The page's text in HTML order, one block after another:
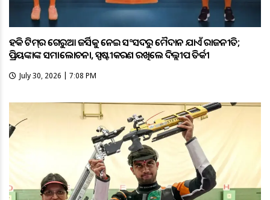
ହକି ଟିମ୍‌ର ଗେରୁଆ ଜର୍ସିକୁ ନେଇ ସଂସଦରୁ ମୈଦାନ ଯାଏଁ ରାଜନୀତି;
ପ୍ରିୟଙ୍କାଙ୍କ ସମାଲୋଚନା, ସ୍ପଷ୍ଟୀକରଣ ରଖିଲେ ଦିଲ୍ଲୀପ ତିର୍କୀ
July 30, 2026 | 7:08 PM